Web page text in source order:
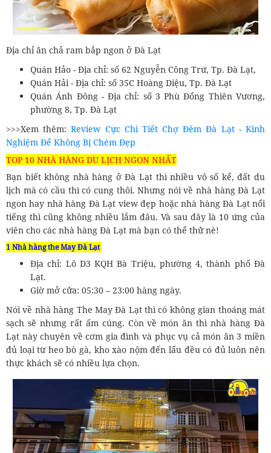
Địa chỉ ăn chả ram bắp ngon ở Đà Lạt
Quán Hảo - Địa chỉ: số 62 Nguyễn Công Trứ, Tp. Đà Lạt,
Quán Hải - Địa chỉ: số 35C Hoàng Diệu, Tp. Đà Lạt
Quán Ánh Đông - Địa chỉ: số 3 Phù Đổng Thiên Vương,
phường 8, Tp. Đà Lạt
>>>Xem thêm:Review Cực Chi Tiết Chợ Đêm Đà Lạt - Kinh
Nghiệm Để Không Bị Chém Đẹp
TOP 10 NHÀ HÀNG DU LỊCH NGON NHẤT
Bạn biết không nhà hàng ở Đà Lạt thì nhiều vô số kể, đất du
lịch mà có cầu thì có cung thôi. Nhưng nói về nhà hàng Đà Lạt
ngon hay nhà hàng Đà Lạt view đẹp hoặc nhà hàng Đà Lạt nổi
tiếng thì cũng không nhiều lắm đâu. Và sau đây là 10 ứng của
viên cho các nhà hàng Đà Lạt mà bạn có thể thử nè!
1 Nhà hàng the May Đà Lạt
Địa chỉ: Lô D3 KQH Bà Triệu, phường 4, thành phố Đà
Lạt.
Giờ mở cửa: 05:30 – 23:00 hàng ngày.
Nói về nhà hàng The May Đà Lạt thì có không gian thoáng mát
sạch sẽ nhưng rất ấm cúng. Còn về món ăn thì nhà hàng Đà
Lạt này chuyên về cơm gia đình và phục vụ cả món ăn 3 miền
đủ loại từ heo bò gà, kho xào nộm đến lẩu đều có đủ luôn nên
thực khách sẽ có nhiều lựa chọn.